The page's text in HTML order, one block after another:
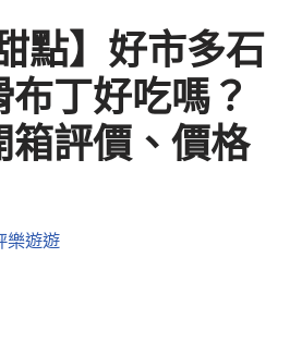
點】好市多石
丁好吃嗎？
箱評價、價格
樂遊遊